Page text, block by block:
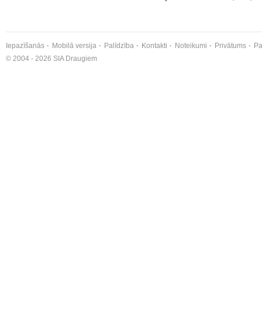
Iepazīšanās Mobilā versija Palīdzība Kontakti Noteikumi Privātums
© 2004 - 2026 SIA Draugiem